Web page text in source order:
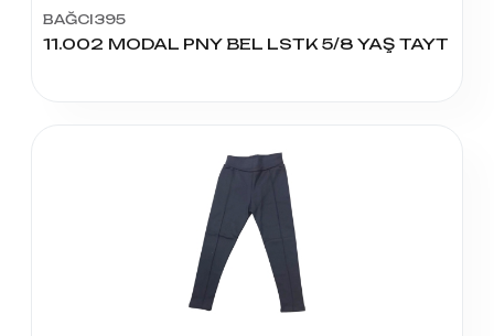
BAĞCI395
11.002 MODAL PNY BEL LSTK 5/8 YAŞ TAYT